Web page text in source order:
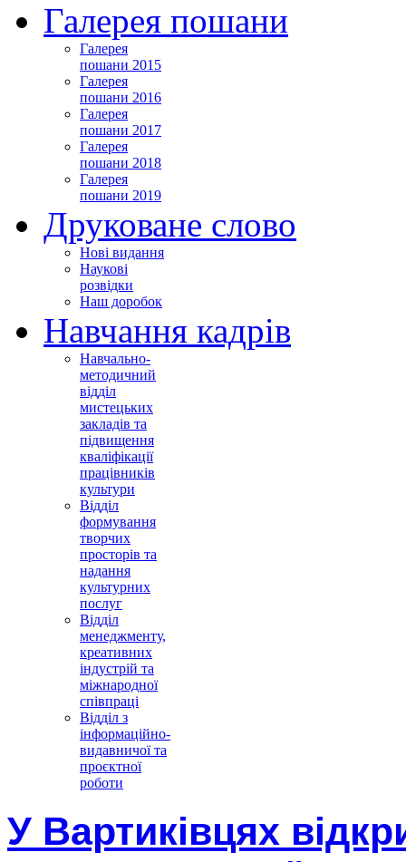
Галерея пошани
Галерея
пошани 2015
Галерея
пошани 2016
Галерея
пошани 2017
Галерея
пошани 2018
Галерея
пошани 2019
Друковане слово
Нові видання
Наукові
розвідки
Наш доробок
Навчання кадрів
Навчально-
методичний
відділ
мистецьких
закладів та
підвищення
кваліфікації
працівників
культури
Відділ
формування
творчих
просторів та
надання
культурних
послуг
Відділ
менеджменту,
креативних
індустрій та
міжнародної
співпраці
Відділ з
інформаційно-
видавничої та
проєктної
роботи
У Вартиківцях